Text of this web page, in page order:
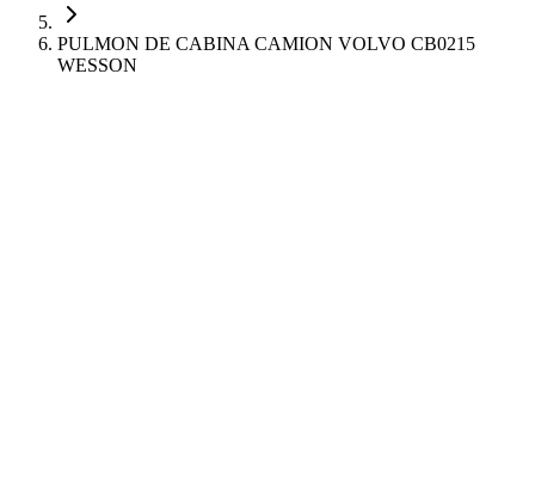
PULMON DE CABINA CAMION VOLVO CB0215
WESSON